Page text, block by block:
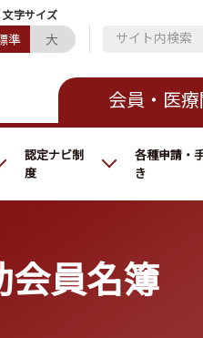
サイト内検索
準 大
会員・医
認定ナビ制
度
各種申請・
き
会員名簿